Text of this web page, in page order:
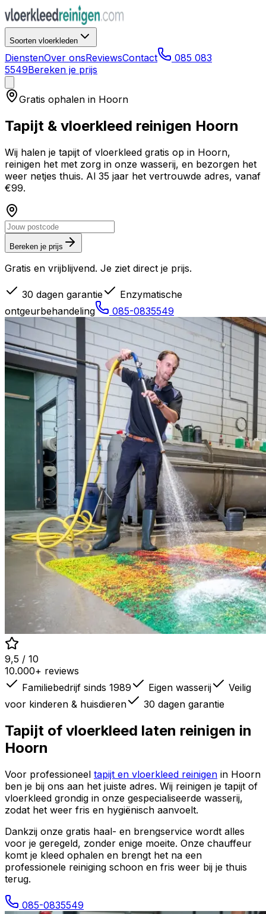
Soorten vloerkleden
DienstenOver onsReviewsContact
085 083
5549Bereken je prijs
Gratis ophalen in Hoorn
Tapijt & vloerkleed reinigen Hoorn
Wij halen je tapijt of vloerkleed gratis op in Hoorn,
reinigen het met zorg in onze wasserij, en bezorgen het
weer netjes thuis. Al 35 jaar het vertrouwde adres, vanaf
€99.
Bereken je prijs
Gratis en vrijblijvend. Je ziet direct je prijs.
30 dagen garantie
Enzymatische
ontgeurbehandeling
085-0835549
9,5 / 10
10.000+ reviews
Familiebedrijf sinds 1989
Eigen wasserij
Veilig
voor kinderen & huisdieren
30 dagen garantie
Tapijt of vloerkleed laten reinigen in
Hoorn
Voor professioneel tapijt en vloerkleed reinigen in Hoorn
ben je bij ons aan het juiste adres. Wij reinigen je tapijt of
vloerkleed grondig in onze gespecialiseerde wasserij,
zodat het weer fris en hygiënisch aanvoelt.
Dankzij onze gratis haal- en brengservice wordt alles
voor je geregeld, zonder enige moeite. Onze chauffeur
komt je kleed ophalen en brengt het na een
professionele reiniging schoon en fris weer bij je thuis
terug.
085-0835549